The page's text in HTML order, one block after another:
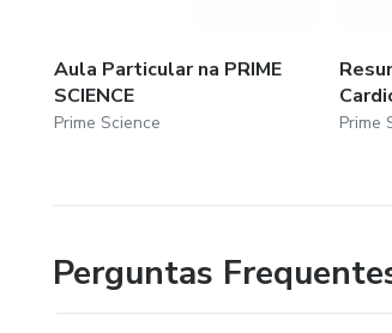
Aula Particular na PRIME
SCIENCE
Prime Science Prime
Perguntas